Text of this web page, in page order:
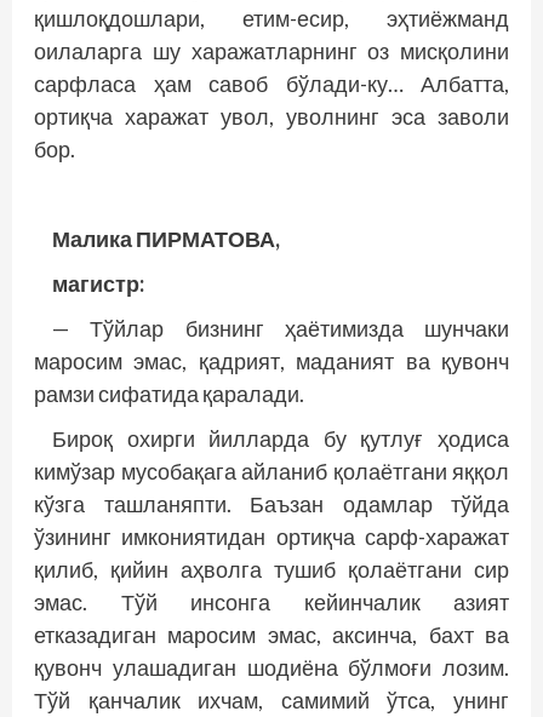
қишлоқдошлари, етим-есир, эҳтиёжманд
оилаларга шу харажатларнинг оз мисқолини
сарфласа ҳам савоб бўлади-ку… Албатта,
ортиқча харажат увол, уволнинг эса заволи
бор.
Малика ПИРМАТОВА,
магистр:
— Тўйлар бизнинг ҳаётимизда шунчаки
маросим эмас, қадрият, маданият ва қувонч
рамзи сифатида қаралади.
Бироқ охирги йилларда бу қутлуғ ҳодиса
кимўзар мусобақага айланиб қолаётгани яққол
кўзга ташланяпти. Баъзан одамлар тўйда
ўзининг имкониятидан ортиқча сарф-харажат
қилиб, қийин аҳволга тушиб қолаётгани сир
эмас. Тўй инсонга кейинчалик азият
етказадиган маросим эмас, аксинча, бахт ва
қувонч улашадиган шодиёна бўлмоғи лозим.
Тўй қанчалик ихчам, самимий ўтса, унинг